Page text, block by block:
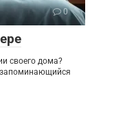
0
своего дома?
запоминающийся